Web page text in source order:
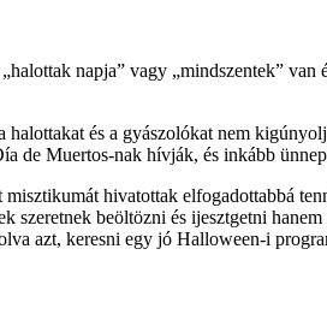
napja” vagy „mindszentek”
és a gyászolókat nem
de Muertos-nak hívják, és inkább
hivatottak elfogadottabbá
szeretnek beöltözni és ijesztgetni
azt, keresni egy jó Halloween-i